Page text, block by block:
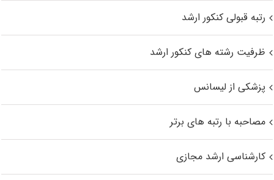
رتبه قبولی کنکور ارشد
ظرفیت رشته های کنکور ارشد
پزشکی از لیسانس
مصاحبه با رتبه های برتر
کارشناسی ارشد مجازی